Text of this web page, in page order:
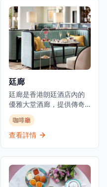
啡店室內設榻榻米座位，
餐檯之間距離充足，毫無
壓迫感。戶外設露天日式
庭園，用砂石和草木砌出
枯山水的自然園景，散發
禪學美感，是店內最人氣
的打卡位。這家錦田咖啡
平時少見的Dutch Baby
Pancake更是這裡的名
菜。在鑄鐵鍋烤製而成的
荷蘭班㦸外脆內軟，灑上
糖霜後賣相一流。喜歡鹹
食的必試烤比爾芝士配吐
得人食指大動。人均消費
約$150-$200。必點美
食：無花果荷蘭鬆餅
廷廊
廷廊是香港朗廷酒店內的
優雅大堂酒廊，提供傳奇
的朗廷下午茶體驗，是情
侶約會和優雅聚會的完美
選擇。這個品味裝飾的茶
尾酒，位於清新優雅的空
間內，作為大堂的戲劇性
背景。餐廳致敬其傳統，
咖啡廳
查看詳情